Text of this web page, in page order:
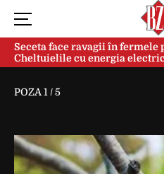
Seceta face ravagii în
Cheltuielile cu energia
acesta e mai grav din cauza
POZA 1 /5